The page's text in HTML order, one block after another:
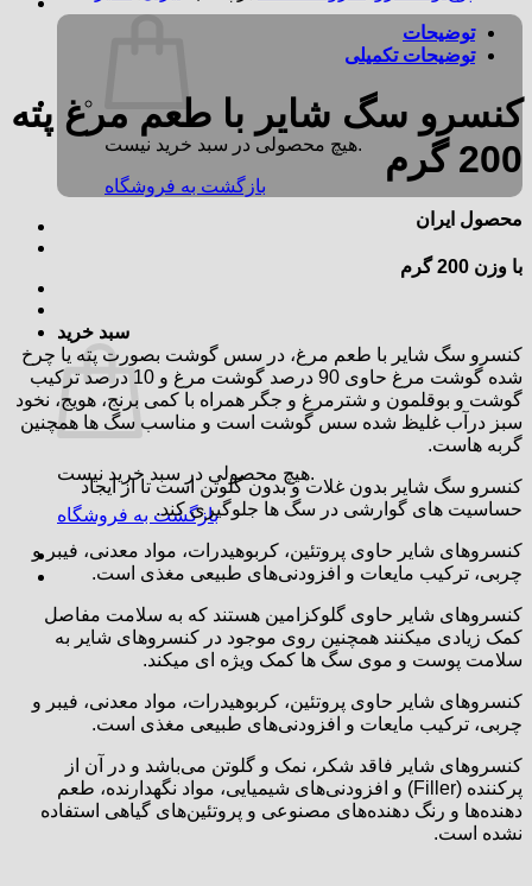
هیچ محصولی در سبد خرید نیست.
بازگشت به فروشگاه
سبد خرید
هیچ محصولی در سبد خرید نیست.
بازگشت به فروشگاه
توضیحات
توضیحات تکمیلی
کنسرو سگ شایر با طعم مرغ پته
200 گرم
محصول ایران
با وزن 200 گرم
کنسرو سگ شایر با طعم مرغ، در سس گوشت بصورت پته یا چرخ
شده گوشت مرغ حاوی 90 درصد گوشت مرغ و 10 درصد ترکیب
گوشت و بوقلمون و شترمرغ و جگر همراه با کمی برنج، هویج، نخود
سبز درآب غلیظ شده سس گوشت است و مناسب سگ ها همچنین
گربه هاست.
کنسرو سگ شایر بدون غلات و بدون گلوتن است تا از ایجاد
حساسیت های گوارشی در سگ ها جلوگیری کند.
کنسروهای شایر حاوی پروتئین، کربوهیدرات، مواد معدنی، فیبر و
چربی، ترکیب مایعات و افزودنی‌های طبیعی مغذی است.
کنسروهای شایر حاوی گلوکزامین هستند که به سلامت مفاصل
کمک زیادی میکنند همچنین روی موجود در کنسروهای شایر به
سلامت پوست و موی سگ ها کمک ویژه ای میکند.
کنسروهای شایر حاوی پروتئین، کربوهیدرات، مواد معدنی، فیبر و
چربی، ترکیب مایعات و افزودنی‌های طبیعی مغذی است.
کنسروهای شایر فاقد شکر، نمک و گلوتن می‌باشد و در آن از
پرکننده (Filler) و افزودنی‌های شیمیایی، مواد نگهدارنده، طعم
دهنده‌ها و رنگ دهنده‌های مصنوعی و پروتئین‌های گیاهی استفاده
نشده است.